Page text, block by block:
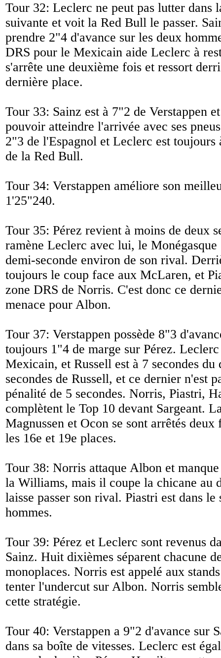
Tour 32: Leclerc ne peut pas lutter dans
suivante et voit la Red Bull le passer.
prendre 2"4 d'avance sur les deux
DRS pour le Mexicain aide Leclerc à
s'arrête une deuxième fois et ressort
dernière place.
Tour 33: Sainz est à 7"2 de Verstappen
pouvoir atteindre l'arrivée avec ses
2"3 de l'Espagnol et Leclerc est toujours
de la Red Bull.
Tour 34: Verstappen améliore son
1'25"240.
Tour 35: Pérez revient à moins de deux
ramène Leclerc avec lui, le Monégasque
demi-seconde environ de son rival.
toujours le coup face aux McLaren, et
zone DRS de Norris. C'est donc ce
menace pour Albon.
Tour 37: Verstappen possède 8"3
toujours 1"4 de marge sur Pérez.
Mexicain, et Russell est à 7 secondes
secondes de Russell, et ce dernier n'est
pénalité de 5 secondes. Norris, Piastri,
complètent le Top 10 devant Sargeant.
Magnussen et Ocon se sont arrêtés
les 16e et 19e places.
Tour 38: Norris attaque Albon et
la Williams, mais il coupe la chicane au
laisse passer son rival. Piastri est dans le
hommes.
Tour 39: Pérez et Leclerc sont revenus
Sainz. Huit dixièmes séparent chacune
monoplaces. Norris est appelé aux
tenter l'undercut sur Albon. Norris
cette stratégie.
Tour 40: Verstappen a 9"2 d'avance sur
dans sa boîte de vitesses. Leclerc est